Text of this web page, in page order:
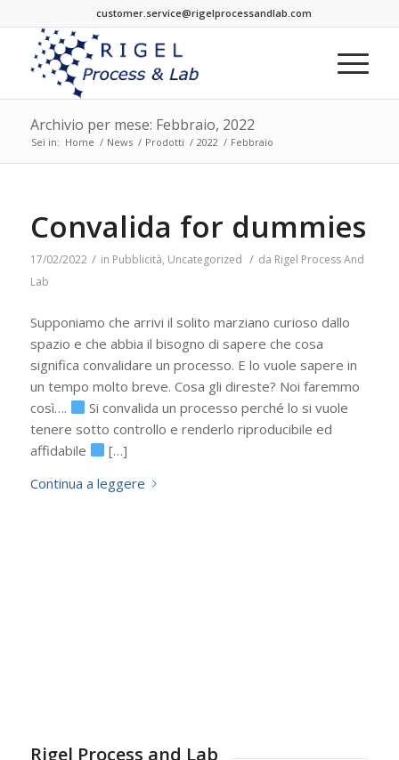
customer.service@rigelprocessandlab.com
Archivio per mese: Febbraio, 2022
Sei in: Home / News / Prodotti / 2022 / Febbraio
Convalida for dummies
17/02/2022 / in Pubblicità, Uncategorized / da Rigel Process And
Lab
Supponiamo che arrivi il solito marziano curioso dallo
spazio e che abbia il bisogno di sapere che cosa
significa convalidare un processo. E lo vuole sapere in
un tempo molto breve. Cosa gli direste? Noi faremmo
così….
Si convalida un processo perché lo si vuole
tenere sotto controllo e renderlo riproducibile ed
affidabile
[…]
Continua a leggere
Rigel Process and Lab